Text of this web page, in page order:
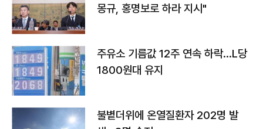
몽규, 홍명보로 하라 지시"
주유소 기름값 12주 연속 하락…L당
1800원대 유지
불볕더위에 온열질환자 202명 발